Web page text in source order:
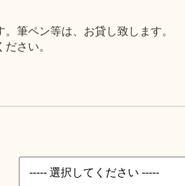
筆ペン等は、お貸し致します。
さい。